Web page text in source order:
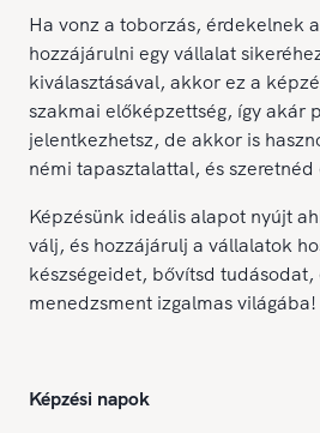
Ha vonz a toborzás, érdekelnek
hozzájárulni egy vállalat
kiválasztásával, akkor ez a
szakmai előképzettség, így akár
jelentkezhetsz, de akkor is
némi tapasztalattal, és
Képzésünk ideális alapot nyújt
válj, és hozzájárulj a vállalatok
készségeidet, bővítsd
menedzsment izgalmas világába!
Képzési napok